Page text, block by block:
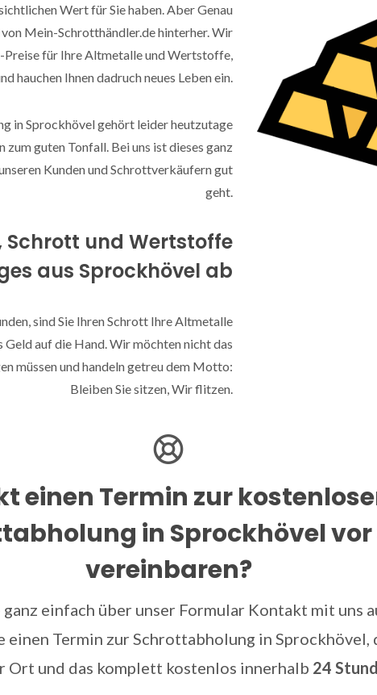
Wert für Sie haben. Aber Genau
Mein-Schrotthändler.de hinterher. Wir
Preise für Ihre Altmetalle und Wertstoffe,
hauchen Ihnen dadruch neues Leben ein.
in Sprockhövel gehört leider heutzutage
guten Tonfall. Bei uns ist dieses ganz
Kunden und Schrottverkäufern gut
geht.
Schrott und Wertstoffe
aus Sprockhövel ab
sind Sie Ihren Schrott Ihre Altmetalle
auf die Hand. Wir möchten nicht das
müssen und handeln getreu dem Motto:
Bleiben Sie sitzen, Wir flitzen.
einen Termin zur
in Sprockhövel vor
vereinbaren?
ganz einfach über unser Formular Kontakt mit uns
einen Termin zur Schrottabholung in
Ort und das komplett kostenlos innerhalb 24